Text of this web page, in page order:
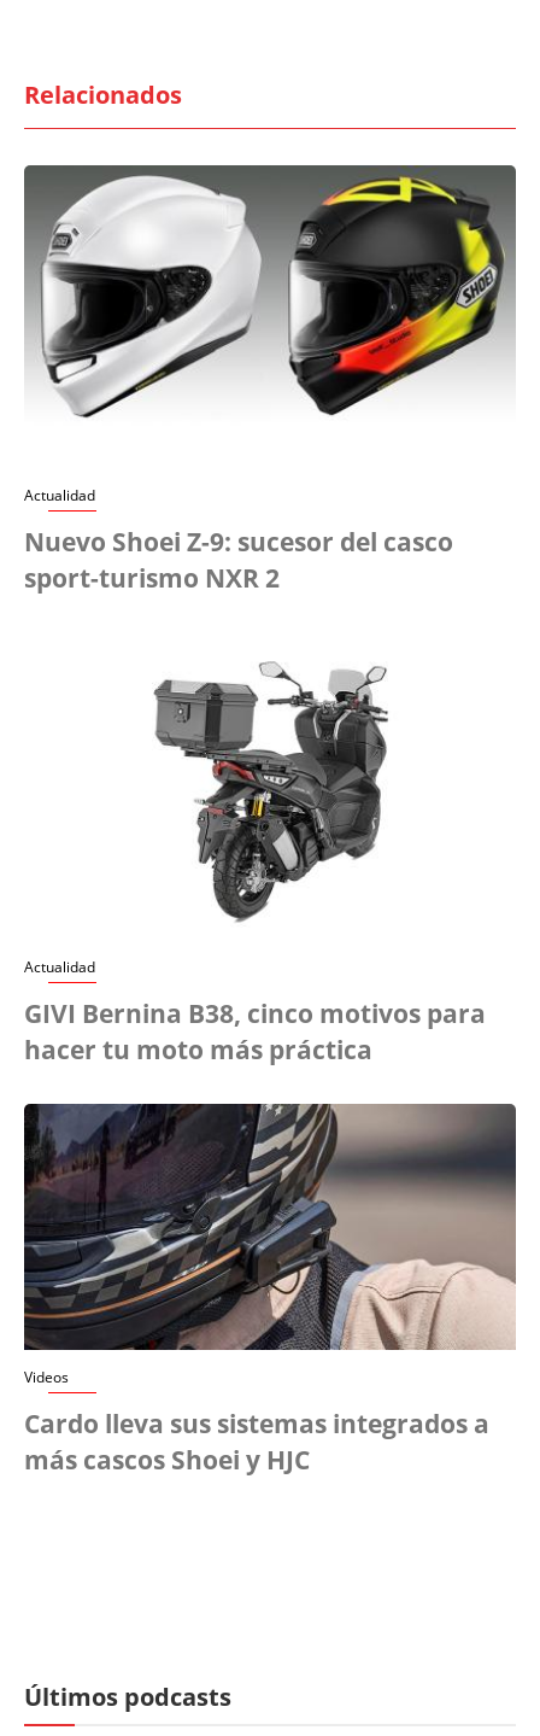
Relacionados
Actualidad
Nuevo Shoei Z-9: sucesor del casco
sport-turismo NXR 2
Actualidad
GIVI Bernina B38, cinco motivos para
hacer tu moto más práctica
Videos
Cardo lleva sus sistemas integrados a
más cascos Shoei y HJC
Últimos podcasts